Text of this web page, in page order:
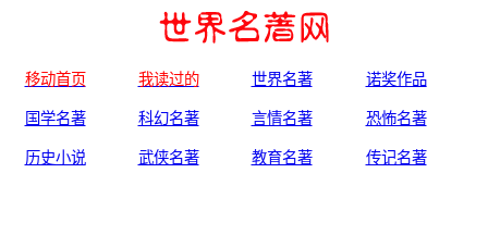
移动首页 我读过的 世界名著 诺奖作品
国学名著 科幻名著 言情名著 恐怖名著
历史小说 武侠名著 教育名著 传记名著